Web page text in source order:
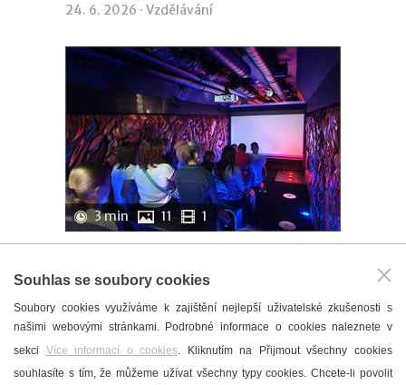
24. 6. 2026 · Vzdělávání
3 min 11 1
preventivní vlak Revolution
Train - silný zážitek i diskuze o
drogách
12. 6. 2026 ·Vzdělávání|Z města
Souhlas se soubory cookies
Soubory cookies využíváme k zajištění nejlepší uživatelské zkušenosti s
našimi webovými stránkami. Podrobné informace o cookies naleznete v
sekci Více informací o cookies. Kliknutím na Přijmout všechny cookies
souhlasíte s tím, že můžeme užívat všechny typy cookies. Chcete-li povolit